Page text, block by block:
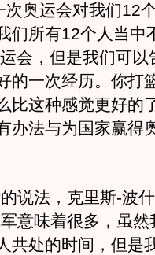
次奥运会对我们12
们所有12个人当中
会，但是我们可以
的一次经历。你打
比这种感觉更好的
办法与为国家赢得
法，克里斯-波什
意味着很多，虽
共处的时间，但是